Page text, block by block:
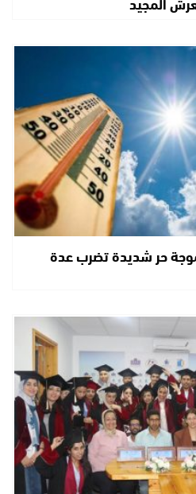
موجة حر شديدة تضرب عدة